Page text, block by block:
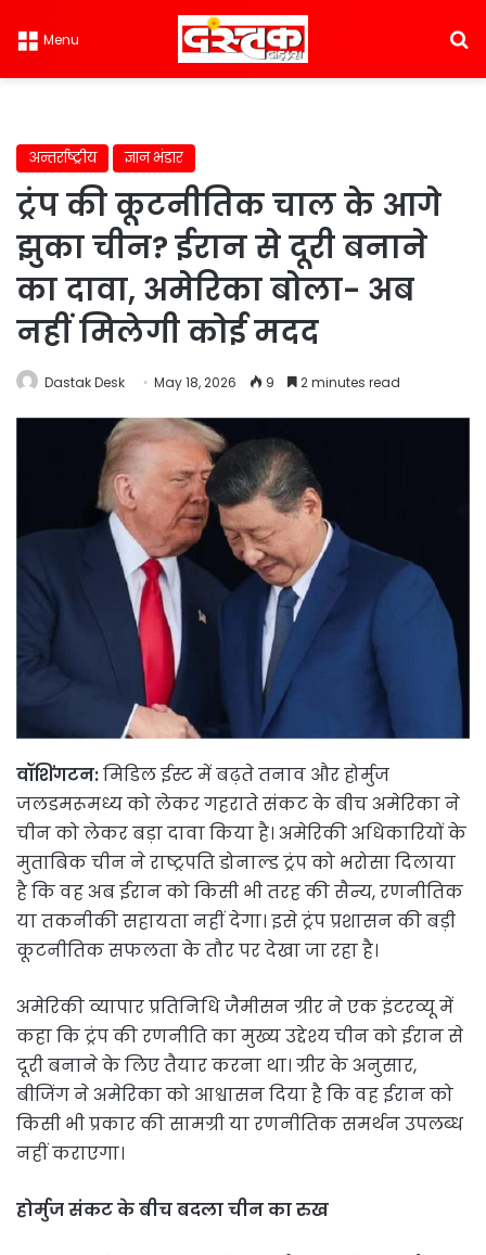
Menu
अन्तर्राष्ट्रीय ज्ञान भंडार
ट्रंप की कूटनीतिक चाल के आगे
झुका चीन? ईरान से दूरी बनाने
का दावा, अमेरिका बोला- अब
नहीं मिलेगी कोई मदद
Dastak Desk May 18, 2026 9 2 minutes read
वॉशिंगटन:मिडिल ईस्ट में बढ़ते तनाव और होर्मुज
जलडमरूमध्य को लेकर गहराते संकट के बीच अमेरिका ने
चीन को लेकर बड़ा दावा किया है। अमेरिकी अधिकारियों के
मुताबिक चीन ने राष्ट्रपति डोनाल्ड ट्रंप को भरोसा दिलाया
है कि वह अब ईरान को किसी भी तरह की सैन्य, रणनीतिक
या तकनीकी सहायता नहीं देगा। इसे ट्रंप प्रशासन की बड़ी
कूटनीतिक सफलता के तौर पर देखा जा रहा है।
अमेरिकी व्यापार प्रतिनिधि जैमीसन ग्रीर ने एक इंटरव्यू में
कहा कि ट्रंप की रणनीति का मुख्य उद्देश्य चीन को ईरान से
दूरी बनाने के लिए तैयार करना था। ग्रीर के अनुसार,
बीजिंग ने अमेरिका को आश्वासन दिया है कि वह ईरान को
किसी भी प्रकार की सामग्री या रणनीतिक समर्थन उपलब्ध
नहीं कराएगा।
होर्मुज संकट के बीच बदला चीन का रुख